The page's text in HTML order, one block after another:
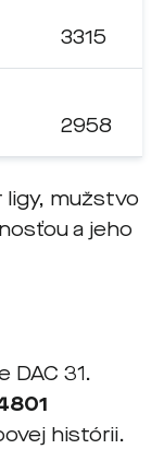
3315
2958
mužstvo
a jeho
DAC 31.
histórii.